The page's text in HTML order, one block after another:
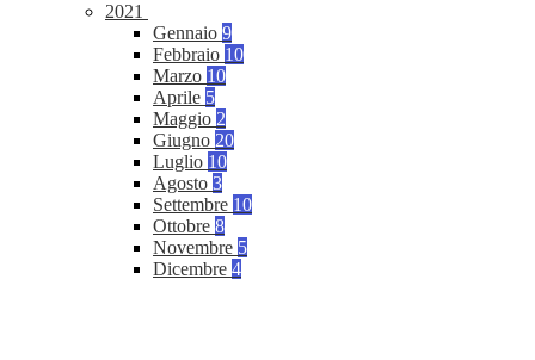
2021
Gennaio 9
Febbraio 10
Marzo 10
Aprile 5
Maggio 2
Giugno 20
Luglio 10
Agosto 3
Settembre 10
Ottobre 8
Novembre 5
Dicembre 4